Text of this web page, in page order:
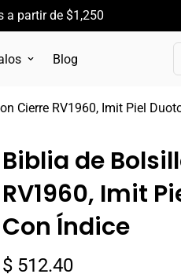
a partir de $1,250
Blog
Cierre RV1960, Imit Piel
Biblia de
RV1960, Imit
Con Índice
Precio
$ 512.40